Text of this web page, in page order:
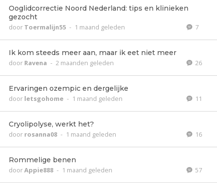
Ooglidcorrectie Noord Nederland: tips en klinieken
gezocht
door Toermalijn55 - 1 maand geleden 7
Ik kom steeds meer aan, maar ik eet niet meer
door Ravena - 2 maanden geleden 26
Ervaringen ozempic en dergelijke
door letsgohome - 1 maand geleden 11
Cryolipolyse, werkt het?
door rosanna08 - 1 maand geleden 16
Rommelige benen
doorAppie888 - 1 maand geleden 57